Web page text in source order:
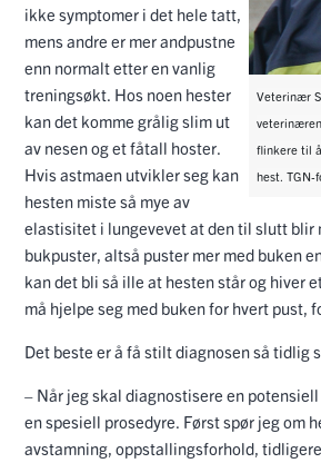
Veterinær
flinkere til
hest. TGN-
ikke symptomer i det hele tatt,
mens andre er mer andpustne
enn normalt etter en vanlig
treningsøkt. Hos noen hester
kan det komme grålig slim ut
av nesen og et fåtall hoster.
Hvis astmaen utvikler seg kan
hesten miste så mye av
elastisitet i lungevevet at den til slutt blir
bukpuster, altså puster mer med buken
kan det bli så ille at hesten står og hiver
må hjelpe seg med buken for hvert pust,
Det beste er å få stilt diagnosen så tidlig
– Når jeg skal diagnostisere en
en spesiell prosedyre. Først spør jeg om
avstamning, oppstallingsforhold,